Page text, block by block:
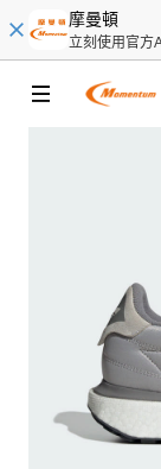
摩曼頓
立刻使用官方